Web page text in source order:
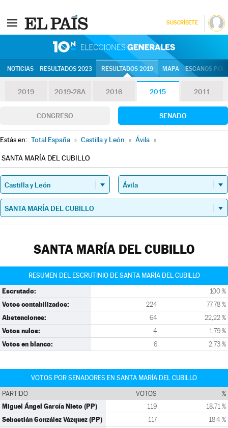
SUSCRÍBETE
NOTICIAS RESULTADOS 2023 RESULTADOS 2019 MAPA ESCAÑOS
2019 2019-28A 2016 2015 2011
CONGRESO SENADO
Estás en: Total España » Castilla y León » Ávila »
SANTA MARÍA DEL CUBILLO
SANTA MARÍA DEL CUBILLO
RESUMEN DEL ESCRUTINIO DE SANTA MARÍA DEL CUBILLO
Escrutado: 100 %
Votos contabilizados: 224 77,78 %
Abstenciones: 64 22,22 %
Votos nulos: 4 1,79 %
Votos en blanco: 6 2,73 %
VOTOS POR SENADORES EN SANTA MARÍA DEL CUBILLO
PARTIDO VOTOS %
Miguel Ángel García Nieto (PP) 119 18,71 %
Sebastián González Vázquez (PP) 117 18,4 %